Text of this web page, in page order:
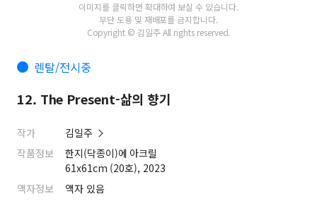
이미지를 클릭하면 확대하여 보실 수 있습니다.
무단 도용 및 재배포를 금지합니다.
Copyright © 김일주 All rights reserved.
렌탈/전시중
12. The Present-삶의 향기
작가
김일주
작품정보
한지(닥종이)에 아크릴
61x61cm (20호), 2023
액자정보
액자 있음